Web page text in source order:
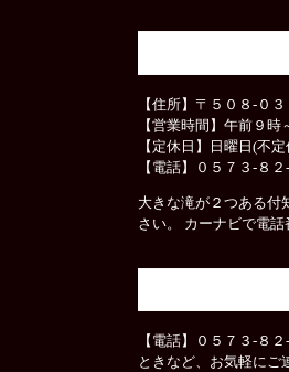
【住所】〒５０８-０
【営業時間】午前９時
【定休日】日曜日(不
【電話】０５７３-８
大きな滝が２つある付
さい。 カーナビで電
【電話】０５７３-８
ときなど、お気軽にご